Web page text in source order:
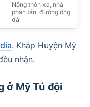
Nông thôn xa, nhà
phân tán, đường ống
dài
. Khắp Huyện Mỹ
nhận.
ở Mỹ Tú đội